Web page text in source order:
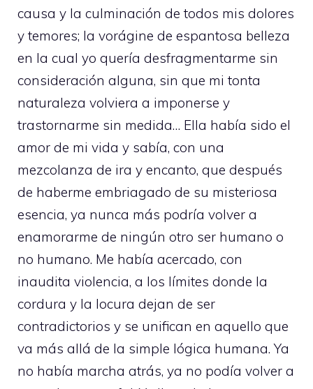
causa y la culminación de todos mis dolores
y temores; la vorágine de espantosa belleza
en la cual yo quería desfragmentarme sin
consideración alguna, sin que mi tonta
naturaleza volviera a imponerse y
trastornarme sin medida… Ella había sido el
amor de mi vida y sabía, con una
mezcolanza de ira y encanto, que después
de haberme embriagado de su misteriosa
esencia, ya nunca más podría volver a
enamorarme de ningún otro ser humano o
no humano. Me había acercado, con
inaudita violencia, a los límites donde la
cordura y la locura dejan de ser
contradictorios y se unifican en aquello que
va más allá de la simple lógica humana. Ya
no había marcha atrás, ya no podía volver a